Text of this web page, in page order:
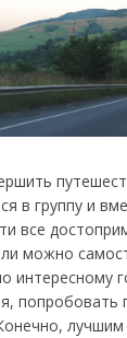
в группу и
все
можно
интересному
попробовать